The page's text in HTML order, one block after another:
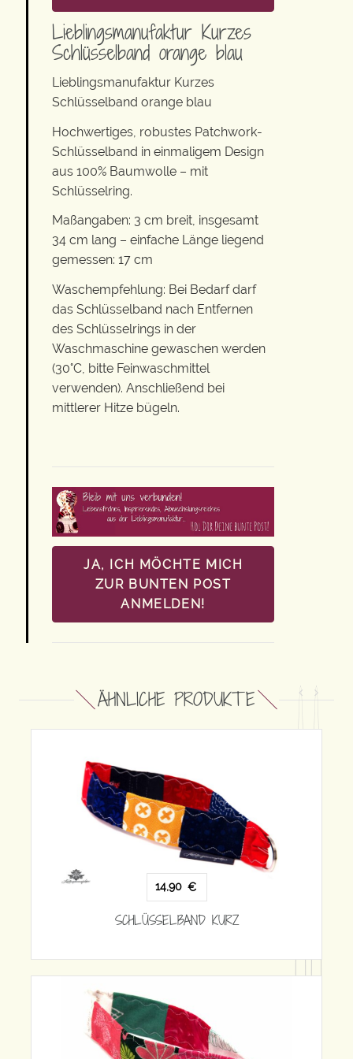
Lieblingsmanufaktur Kurzes
Schlüsselband orange blau
Lieblingsmanufaktur Kurzes
Schlüsselband orange blau
Hochwertiges, robustes Patchwork-
Schlüsselband in einmaligem Design
aus 100% Baumwolle – mit
Schlüsselring.
Maßangaben: 3 cm breit, insgesamt
34 cm lang – einfache Länge liegend
gemessen: 17 cm
Waschempfehlung: Bei Bedarf darf
das Schlüsselband nach Entfernen
des Schlüsselrings in der
Waschmaschine gewaschen werden
(30°C, bitte Feinwaschmittel
verwenden). Anschließend bei
mittlerer Hitze bügeln.
JA, ICH MÖCHTE MICH
ZUR BUNTEN POST
ANMELDEN!
ÄHNLICHE PRODUKTE
14,90
SCHLÜSSELBAND KURZ